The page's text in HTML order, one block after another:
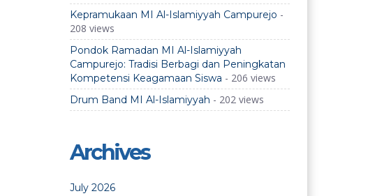
Kepramukaan MI Al-Islamiyyah Campurejo -
208 views
Pondok Ramadan MI Al-Islamiyyah
Campurejo: Tradisi Berbagi dan Peningkatan
Kompetensi Keagamaan Siswa - 206 views
Drum Band MI Al-Islamiyyah - 202 views
Archives
July 2026